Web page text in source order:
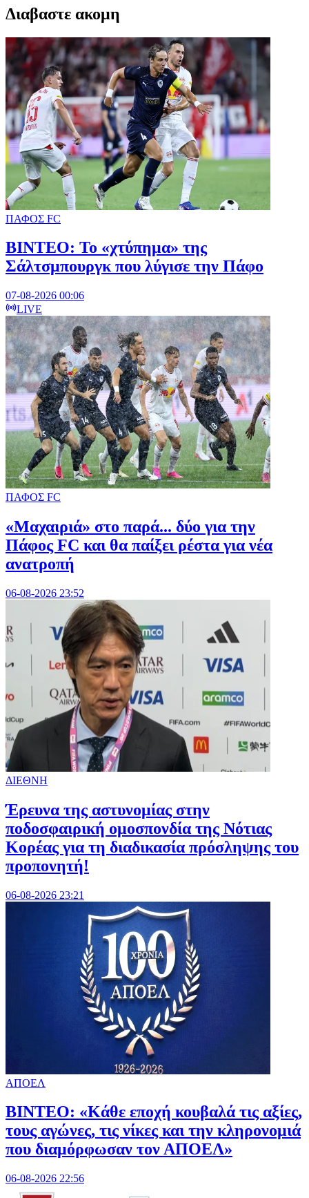
Διαβαστε ακομη
ΠΑΦΟΣ FC
ΒΙΝΤΕΟ: Το «χτύπημα» της
Σάλτσμπουργκ που λύγισε την Πάφο
07-08-2026 00:06
LIVE
ΠΑΦΟΣ FC
«Μαχαιριά» στο παρά... δύο για την
Πάφος FC και θα παίξει ρέστα για νέα
ανατροπή
06-08-2026 23:52
ΔΙΕΘΝΗ
Έρευνα της αστυνομίας στην
ποδοσφαιρική ομοσπονδία της Νότιας
Κορέας για τη διαδικασία πρόσληψης του
προπονητή!
06-08-2026 23:21
ΑΠΟΕΛ
ΒΙΝΤΕΟ: «Κάθε εποχή κουβαλά τις αξίες,
τους αγώνες, τις νίκες και την κληρονομιά
που διαμόρφωσαν τον ΑΠΟΕΛ»
06-08-2026 22:56